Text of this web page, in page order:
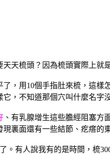
天梳頭？因為梳頭實際上就
了，用 10個手指肚來梳，這樣
，不知道那個穴叫什麼名字
、有乳腺增生這些膽經阻塞方
裏面還有一些結節、疙瘩的
。有人說我有的是時間，梳